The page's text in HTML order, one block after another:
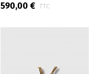
590,00 € TTC